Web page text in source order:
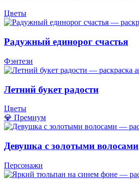
Цветы
Радужный единорог счастья
Фэнтези
Летний букет радости
Цветы
💎 Премиум
Девушка с золотыми волосами
Персонажи